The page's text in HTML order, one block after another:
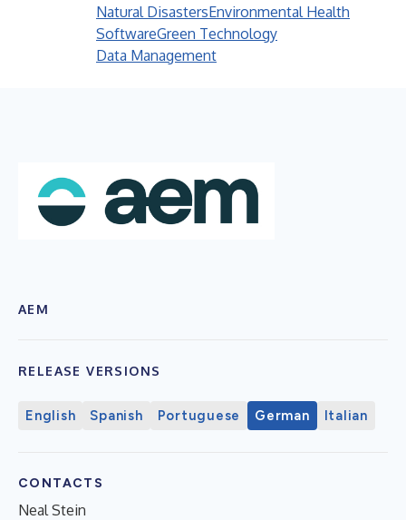
Natural DisastersEnvironmental Health
SoftwareGreen Technology
Data Management
AEM
RELEASE VERSIONS
English Spanish Portuguese German Italian
CONTACTS
Neal Stein